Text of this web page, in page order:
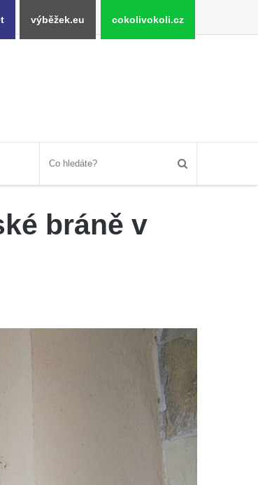
výběžek.eu cokolivokoli.cz
bráně v